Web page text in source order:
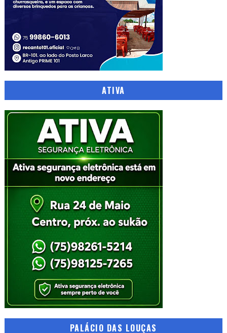
ATIVA
PALÁCIO DAS LOUÇAS